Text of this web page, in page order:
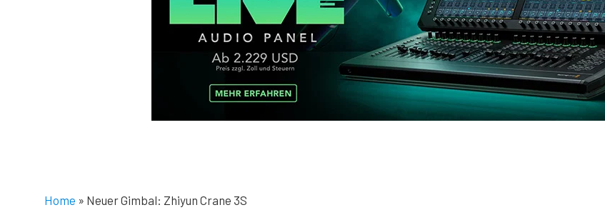
Home » Neuer Gimbal: Zhiyun Crane 3S